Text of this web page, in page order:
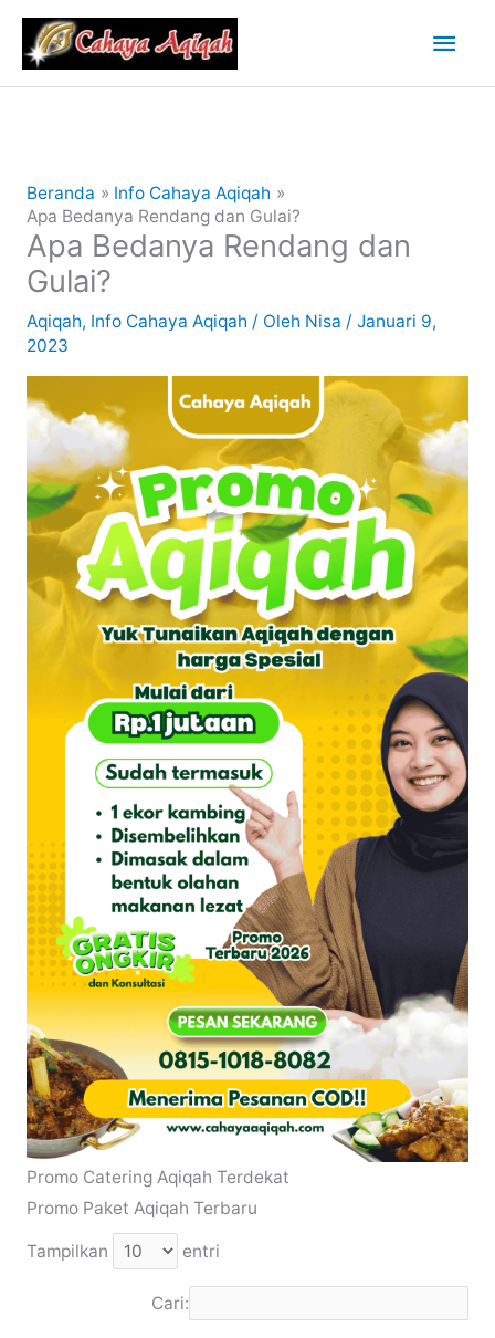
Lewati
konten
Beranda
Info Cahaya Aqiqah
Apa Bedanya Rendang dan Gulai?
Apa Bedanya Rendang dan
Gulai?
Aqiqah, Info Cahaya Aqiqah / Oleh Nisa / Januari 9,
2023
Promo Catering Aqiqah Terdekat
Promo Paket Aqiqah Terbaru
Tampilkan entri
Cari: